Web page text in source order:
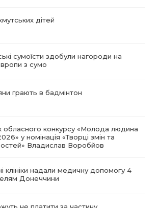
дітей
сумоїсти здобули нагороди на
з сумо
грають в бадмінтон
обласного конкурсу «Молода людина
у номінація «Творці змін та
Владислав Воробйов
клініки надали медичну допомогу 4
Донеччини